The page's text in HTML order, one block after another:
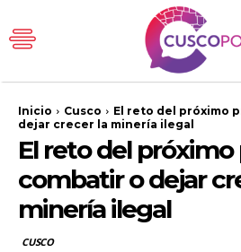
Inicio Cusco
El reto del próximo
dejar crecer la minería ilegal
El reto del
combatir o dejar
minería ilegal
CUSCO